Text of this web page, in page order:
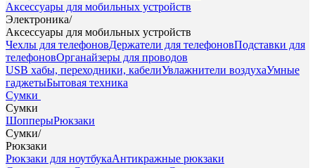
Аксессуары для мобильных устройств
Электроника/
Аксессуары для мобильных устройств
Чехлы для телефоновДержатели для телефоновПодставки для
телефоновОрганайзеры для проводов
USB хабы, переходники, кабелиУвлажнители воздухаУмные
гаджетыБытовая техника
Сумки
Сумки
ШопперыРюкзаки
Сумки/
Рюкзаки
Рюкзаки для ноутбукаАнтикражные рюкзаки